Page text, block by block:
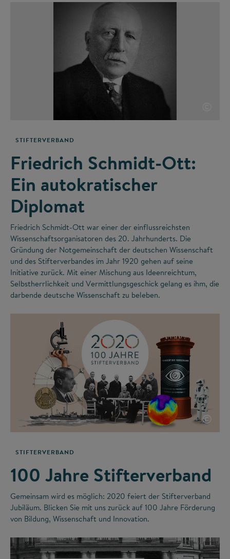
STIFTERVERBAND
Friedrich Schmidt-Ott:
Ein autokratischer
Diplomat
Friedrich Schmidt-Ott war einer der einflussreichsten
Wissenschaftsorganisatoren des 20. Jahrhunderts. Die
Gründung der Notgemeinschaft der deutschen Wissenschaft
und des Stifterverbandes im Jahr 1920 gehen auf seine
Initiative zurück. Mit einer Mischung aus Ideenreichtum,
Selbstherrlichkeit und Vermittlungsgeschick gelang es ihm, die
darbende deutsche Wissenschaft zu beleben.
©
STIFTERVERBAND
100 Jahre Stifterverband
Gemeinsam wird es möglich: 2020 feiert der Stifterverband
Jubiläum. Blicken Sie mit uns zurück auf 100 Jahre Förderung
von Bildung, Wissenschaft und Innovation.